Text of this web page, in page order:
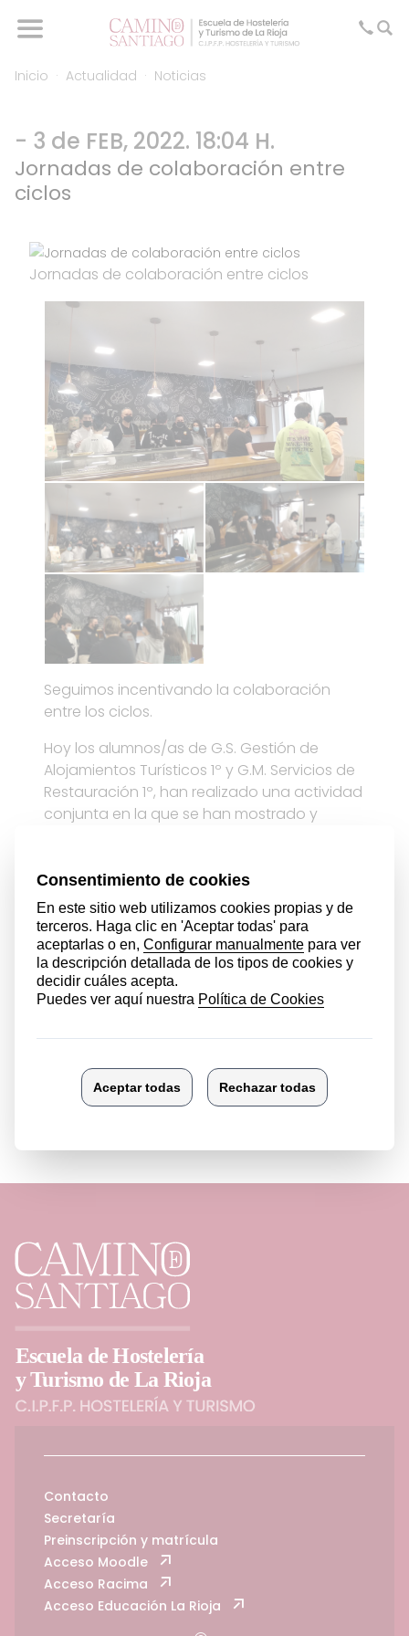
Inicio Actualidad Noticias
- 3 de FEB, 2022. 18:04 H.
Jornadas de colaboración entre
ciclos
Jornadas de colaboración entre ciclos
Seguimos incentivando la colaboración
entre los ciclos.
Hoy los alumnos/as de G.S. Gestión de
Alojamientos Turísticos 1º y G.M. Servicios de
Restauración 1º, han realizado una actividad
conjunta en la que se han mostrado y
Aquí os dejamos unas fotos de la actividad.
Contacto
Secretaría
Preinscripción y matrícula
Acceso Moodle
Acceso Racima
Acceso Educación La Rioja